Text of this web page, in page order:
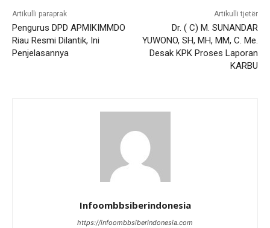
Artikulli paraprak
Pengurus DPD APMIKIMMDO
Riau Resmi Dilantik, Ini
Penjelasannya
Artikulli tjetër
Dr. ( C) M. SUNANDAR
YUWONO, SH, MH, MM, C. Me.
Desak KPK Proses Laporan
KARBU
Infoombbsiberindonesia
https://infoombbsiberindonesia.com